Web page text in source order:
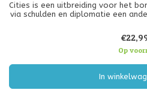
Cities is een uitbreiding voor het
via schulden en diplomatie een
Op
In